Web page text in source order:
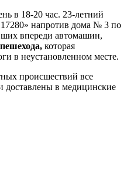
в 18-20 час. 23-летний
напротив дома № 3 по
впереди автомашин,
которая
в неустановленном месте.
происшествий все
в медицинские